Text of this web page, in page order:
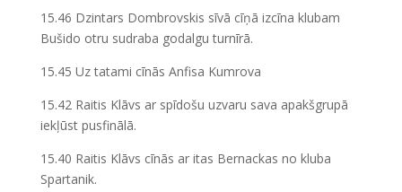
15.46 Dzintars Dombrovskis sīvā cīņā izcīna klubam
Bušido otru sudraba godalgu turnīrā.
15.45 Uz tatami cīnās Anfisa Kumrova
15.42 Raitis Klāvs ar spīdošu uzvaru sava apakšgrupā
iekļūst pusfinālā.
15.40 Raitis Klāvs cīnās ar itas Bernackas no kluba
Spartanik.